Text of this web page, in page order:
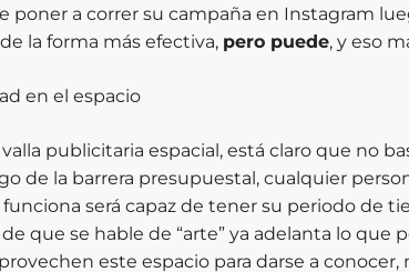
poner a correr su campaña en Instagram
la forma más efectiva, pero puede, y eso
publicitaria espacial, está claro que no
de la barrera presupuestal, cualquier
será capaz de tener su periodo de
que se hable de “arte” ya adelanta lo que
este espacio para darse a conocer,